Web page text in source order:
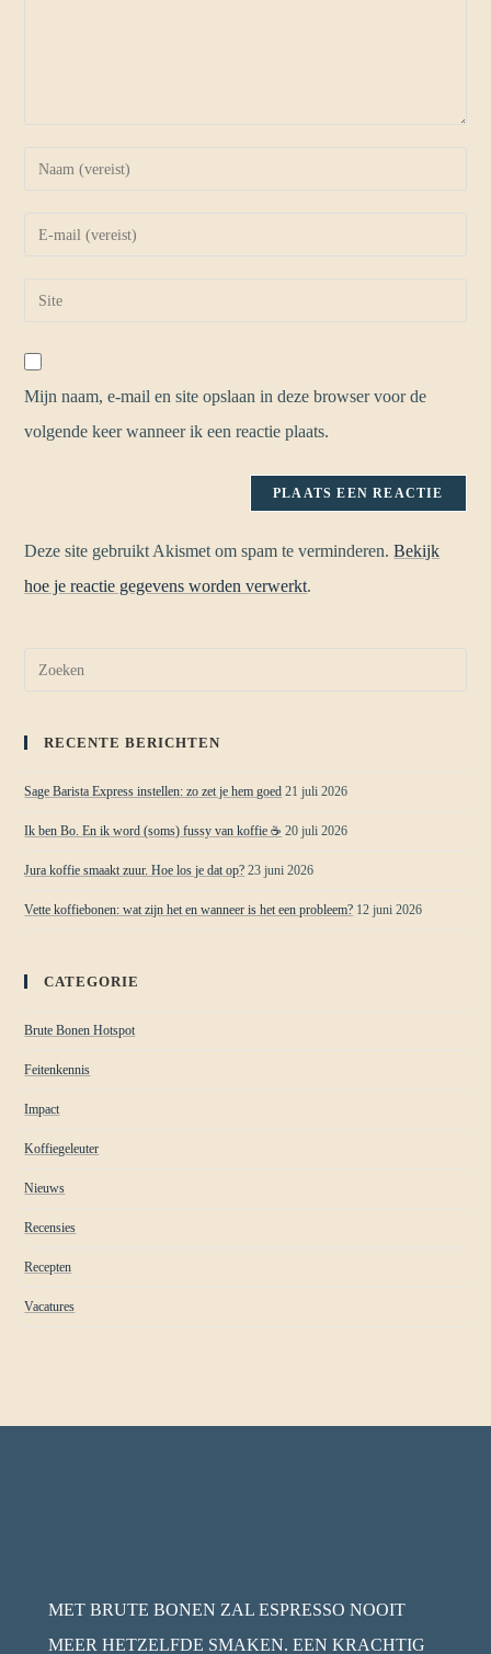
Mijn naam, e-mail en site opslaan in deze browser voor de
volgende keer wanneer ik een reactie plaats.
Deze site gebruikt Akismet om spam te verminderen.Bekijk
hoe je reactie gegevens worden verwerkt.
RECENTE BERICHTEN
Sage Barista Express instellen: zo zet je hem goed 21 juli 2026
Ik ben Bo. En ik word (soms) fussy van koffie ☕ 20 juli 2026
Jura koffie smaakt zuur. Hoe los je dat op? 23 juni 2026
Vette koffiebonen: wat zijn het en wanneer is het een probleem? 12 juni 2026
CATEGORIE
Brute Bonen Hotspot
Feitenkennis
Impact
Koffiegeleuter
Nieuws
Recensies
Recepten
Vacatures
MET BRUTE BONEN ZAL ESPRESSO NOOIT
MEER HETZELFDE SMAKEN. EEN KRACHTIG